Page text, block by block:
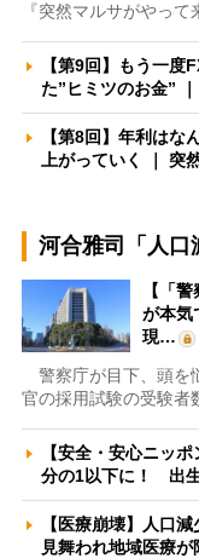
『突然マルサがやっ
【第9回】もう一
た”ヒミツのお金”
【第8回】年利は
上がっていく ｜ 突
河合雅司「人口
【「
が本気
現…
警察庁が目下、頭を
官の採用試験の受験
【安全・安心ニッ
分の1以下に！ 出
【医療崩壊】人口
見舞われ地域医療